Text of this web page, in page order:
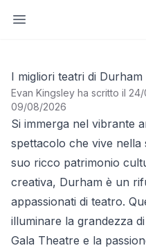
Apri barra laterale
I migliori teatri di Durham
Evan Kingsley ha scritto il
09/08/2026
Si immerga nel vibrante
spettacolo che vive nella
suo ricco patrimonio
creativa, Durham è un
appassionati di teatro.
illuminare la grandezza
Gala Theatre e la